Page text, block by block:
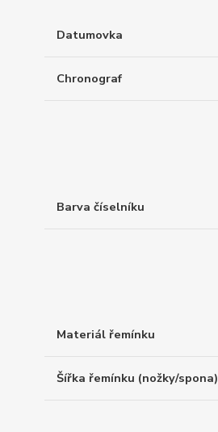
Datumovka
Chronograf
Barva číselníku
Materiál řemínku
Šířka řemínku (nožky/spona)